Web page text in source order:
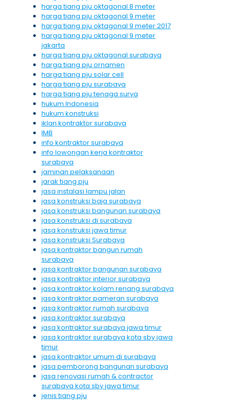
harga tiang pju oktagonal 8 meter
harga tiang pju oktagonal 9 meter
harga tiang pju oktagonal 9 meter 2017
harga tiang pju oktagonal 9 meter
jakarta
harga tiang pju oktagonal surabaya
harga tiang pju ornamen
harga tiang pju solar cell
harga tiang pju surabaya
harga tiang pju tenaga surya
hukum Indonesia
hukum konstruksi
iklan kontraktor surabaya
IMB
info kontraktor surabaya
info lowongan kerja kontraktor
surabaya
jaminan pelaksanaan
jarak tiang pju
jasa instalasi lampu jalan
jasa konstruksi baja surabaya
jasa konstruksi bangunan surabaya
jasa konstruksi di surabaya
jasa konstruksi jawa timur
jasa konstruksi Surabaya
jasa kontraktor bangun rumah
surabaya
jasa kontraktor bangunan surabaya
jasa kontraktor interior surabaya
jasa kontraktor kolam renang surabaya
jasa kontraktor pameran surabaya
jasa kontraktor rumah surabaya
jasa kontraktor surabaya
jasa kontraktor surabaya jawa timur
jasa kontraktor surabaya kota sby jawa
timur
jasa kontraktor umum di surabaya
jasa pemborong bangunan surabaya
jasa renovasi rumah & contractor
surabaya kota sby jawa timur
jenis tiang pju